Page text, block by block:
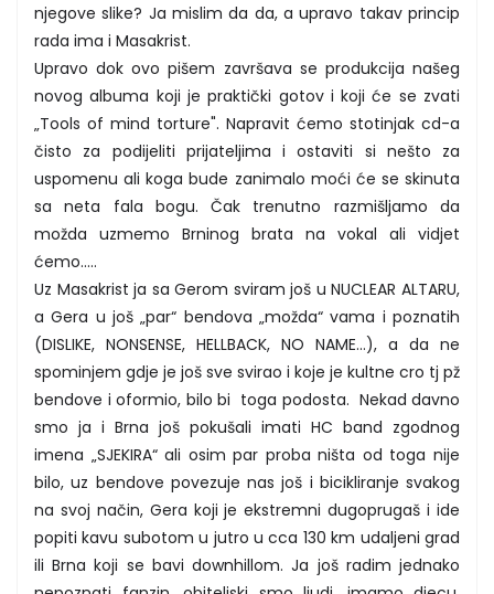
njegove slike? Ja mislim da da, a upravo takav princip
rada ima i Masakrist.
Upravo dok ovo pišem završava se produkcija našeg
novog albuma koji je praktički gotov i koji će se zvati
„Tools of mind torture". Napravit ćemo stotinjak cd-a
čisto za podijeliti prijateljima i ostaviti si nešto za
uspomenu ali koga bude zanimalo moći će se skinuta
sa neta fala bogu. Čak trenutno razmišljamo da
možda uzmemo Brninog brata na vokal ali vidjet
ćemo.....
Uz Masakrist ja sa Gerom sviram još u NUCLEAR ALTARU,
a Gera u još „par“ bendova „možda“ vama i poznatih
(DISLIKE, NONSENSE, HELLBACK, NO NAME...), a da ne
spominjem gdje je još sve svirao i koje je kultne cro tj pž
bendove i oformio, bilo bi toga podosta. Nekad davno
smo ja i Brna još pokušali imati HC band zgodnog
imena „SJEKIRA“ ali osim par proba ništa od toga nije
bilo, uz bendove povezuje nas još i bicikliranje svakog
na svoj način, Gera koji je ekstremni dugoprugaš i ide
popiti kavu subotom u jutro u cca 130 km udaljeni grad
ili Brna koji se bavi downhillom. Ja još radim jednako